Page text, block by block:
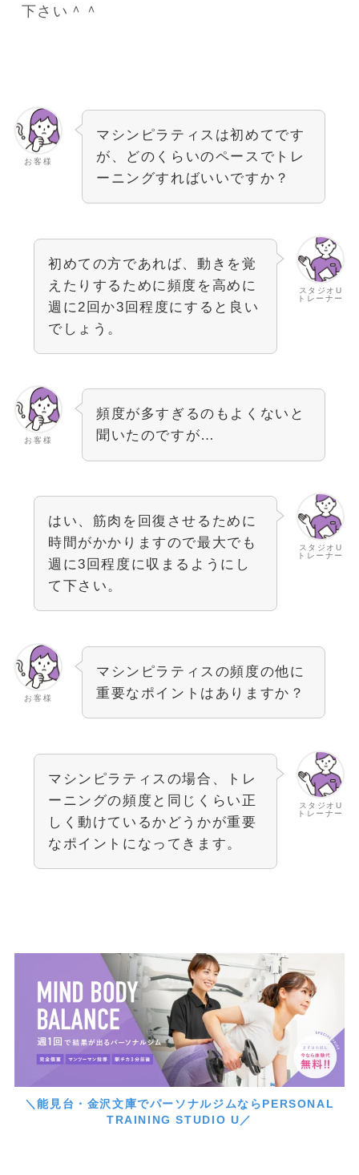
下さい＾＾
お客様
マシンピラティスは初めてです
が、どのくらいのペースでトレ
ーニングすればいいですか？
スタジオU
トレーナー
初めての方であれば、動きを覚
えたりするために頻度を高めに
週に2回か3回程度にすると良い
でしょう。
お客様
頻度が多すぎるのもよくないと
聞いたのですが…
スタジオU
トレーナー
はい、筋肉を回復させるために
時間がかかりますので最大でも
週に3回程度に収まるようにし
て下さい。
お客様
マシンピラティスの頻度の他に
重要なポイントはありますか？
スタジオU
トレーナー
マシンピラティスの場合、トレ
ーニングの頻度と同じくらい正
しく動けているかどうかが重要
なポイントになってきます。
＼能見台・金沢文庫でパーソナルジムならPERSONAL
TRAINING STUDIO U／